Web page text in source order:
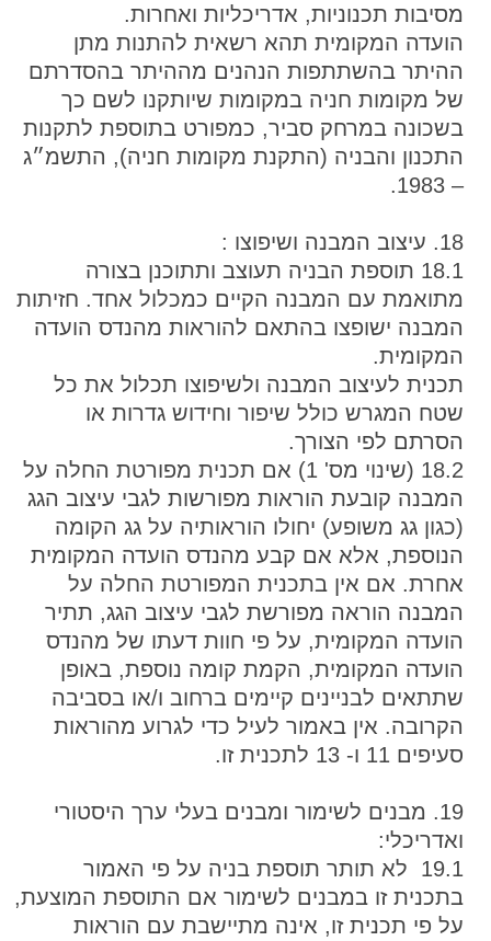
מסיבות תכנוניות, אדריכליות ואחרות.
הועדה המקומית תהא רשאית להתנות מתן
ההיתר בהשתתפות הנהנים מההיתר בהסדרתם
של מקומות חניה במקומות שיותקנו לשם כך
בשכונה במרחק סביר, כמפורט בתוספת לתקנות
התכנון והבניה (התקנת מקומות חניה), התשמ״ג
– 1983.
18. עיצוב המבנה ושיפוצו :
18.1 תוספת הבניה תעוצב ותתוכנן בצורה
מתואמת עם המבנה הקיים כמכלול אחד. חזיתות
המבנה ישופצו בהתאם להוראות מהנדס הועדה
המקומית.
תכנית לעיצוב המבנה ולשיפוצו תכלול את כל
שטח המגרש כולל שיפור וחידוש גדרות או
הסרתם לפי הצורך.
18.2 (שינוי מס' 1) אם תכנית מפורטת החלה על
המבנה קובעת הוראות מפורשות לגבי עיצוב הגג
(כגון גג משופע) יחולו הוראותיה על גג הקומה
הנוספת, אלא אם קבע מהנדס הועדה המקומית
אחרת. אם אין בתכנית המפורטת החלה על
המבנה הוראה מפורשת לגבי עיצוב הגג, תתיר
הועדה המקומית, על פי חוות דעתו של מהנדס
הועדה המקומית, הקמת קומה נוספת, באופן
שתתאים לבניינים קיימים ברחוב ו/או בסביבה
הקרובה. אין באמור לעיל כדי לגרוע מהוראות
סעיפים 11 ו- 13 לתכנית זו.
19. מבנים לשימור ומבנים בעלי ערך היסטורי
ואדריכלי:
19.1 לא תותר תוספת בניה על פי האמור
בתכנית זו במבנים לשימור אם התוספת המוצעת,
על פי תכנית זו, אינה מתיישבת עם הוראות